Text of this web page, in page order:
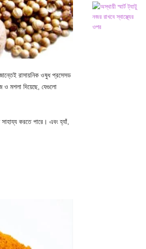
রাসায়নিক ওষুধ প্রসেসড
মশলা দিয়েছে, যেগুলো
করতে পারে। এবং হ্যাঁ,